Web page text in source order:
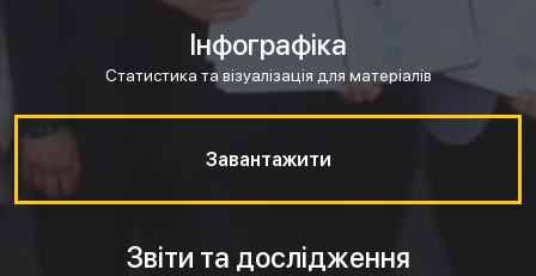
Інфографіка
Статистика та візуалізація для матеріалів
Завантажити
Звіти та дослідження